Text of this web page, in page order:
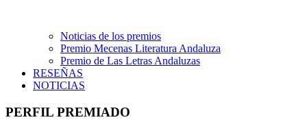
Noticias de los premios
Premio Mecenas Literatura Andaluza
Premio de Las Letras Andaluzas
RESEÑAS
NOTICIAS
PERFIL PREMIADO